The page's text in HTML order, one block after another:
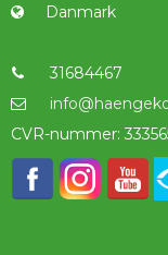
Danmark
31684467
CVR-nummer: